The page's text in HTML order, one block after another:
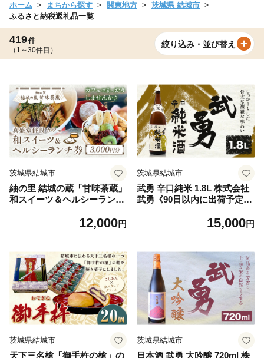
ホーム まちから探す 関東地方
茨城県 結城市
ふるさと納税返礼品一覧
419件
（1～30件目）
絞り込み・並び替え
茨城県結城市
紬の里 結城の蔵「甘味茶蔵」
和スイーツ＆ヘルシーランチ
荷予定(土日祝除く)》茨城県
12,000円
茨城県結城市
武勇 辛口純米 1.8L 株式会社
武勇《90日以内に出荷予定
酌 家飲み アルコール 酒 結城
15,000円
茨城県結城市
天下三名槍「御手杵の槍」の
茨城県結城市
日本酒 武勇 大吟醸 720ml 株